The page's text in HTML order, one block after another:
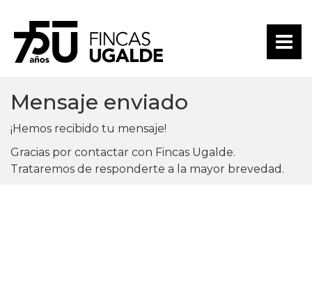
Mensaje enviado
¡Hemos recibido tu mensaje!
Gracias por contactar con Fincas Ugalde.
Trataremos de responderte a la mayor brevedad.